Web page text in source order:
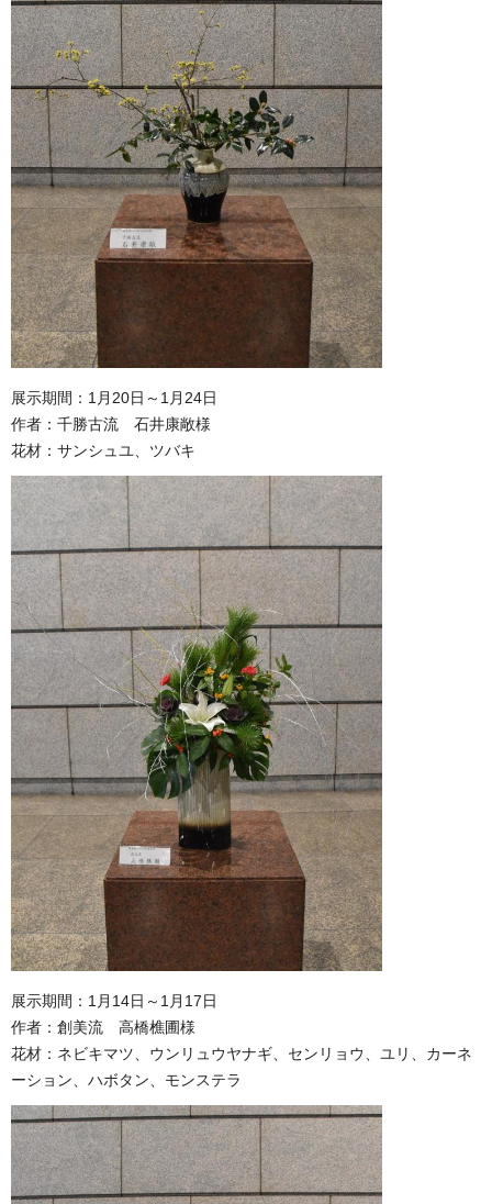
展示期間：1月20日～1月24日
作者：千勝古流 石井康敞様
花材：サンシュユ、ツバキ
展示期間：1月14日～1月17日
作者：創美流 高橋樵圃様
花材：ネビキマツ、ウンリュウヤナギ、センリョウ、ユリ、カーネ
ーション、ハボタン、モンステラ